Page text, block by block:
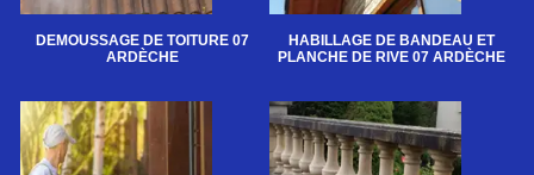
DEMOUSSAGE DE TOITURE 07
ARDÈCHE
HABILLAGE DE BANDEAU ET
PLANCHE DE RIVE 07 ARDÈCHE